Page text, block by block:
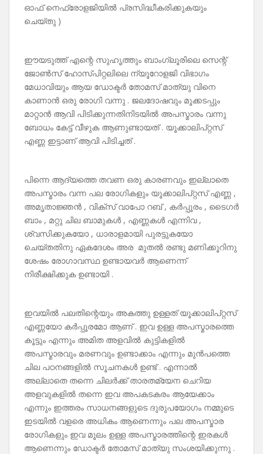
ഓഫ് നെഫ്രോളജിയിൽ പ്രസിദ്ധീകരിക്കുകയും
ചെയ്തു )
ഈയടുത്ത് എന്റെ സുഹൃത്തും ബാംഗ്ലൂരിലെ സെന്റ്
ജോൺസ് ഹോസ്പിറ്റലിലെ ന്യൂറോളജി വിഭാഗം
മേധാവിയും ആയ ഡോക്ടർ തോമസ് മാത്യു വിനെ
കാണാൻ ഒരു രോഗി വന്നു . ജലദോഷവും മൂക്കടപ്പും
മാറ്റാൻ ആവി പിടിക്കുന്നതിനിടയിൽ അപസ്മാരം വന്നു
ബോധം കേട്ട് വീഴുക ആണുണ്ടായത് . യൂക്കാലിപ്റ്റസ്
എണ്ണ ഇട്ടാണ് ആവി പിടിച്ചത് .
പിന്നെ ആദ്യത്തെ തവണ ഒരു കാരണവും ഇല്ലാതെ
അപസ്മാരം വന്ന പല രോഗികളും യൂക്കാലിപ്‌റ്റസ്‌ എണ്ണ ,
അമൃതാജ്ഞൻ , വിക്സ് വാപോ റബ് , കർപ്പൂരം , ടൈഗർ
ബാം , മറ്റു ചില ബാമുകൾ , എണ്ണകൾ എന്നിവ ,
ശ്വസിക്കുകയോ , ധാരാളമായി പുരട്ടുകയോ
ചെയ്തതിനു ഏകദേശം അര മുതൽ രണ്ടു മണിക്കൂറിനു
ശേഷം രോഗാവസ്ഥ ഉണ്ടായവർ ആണെന്ന്
നിരീക്ഷിക്കുക ഉണ്ടായി .
ഇവയിൽ പലതിന്റെയും അകത്തു ഉള്ളത് യൂക്കാലിപ്റ്റസ്
എണ്ണയോ കർപ്പൂരമോ ആണ് . ഇവ ഉള്ള അപസ്മാരത്തെ
കൂട്ടും എന്നും അമിത അളവിൽ കുട്ടികളിൽ
അപസ്മാരവും മരണവും ഉണ്ടാക്കാം എന്നും മുൻപത്തെ
ചില പഠനങ്ങളിൽ സൂചനകൾ ഉണ്ട് . എന്നാൽ
അല്ലാതെ തന്നെ ചിലർക്ക് താരതമ്യേന ചെറിയ
അളവുകളിൽ തന്നെ ഇവ അപകടകരം ആയേക്കാം
എന്നും ഇത്തരം സാധനങ്ങളുടെ ദുരുപയോഗം നമ്മുടെ
ഇടയിൽ വളരെ അധികം ആണെന്നും പല അപസ്മാര
രോഗികളും ഇവ മൂലം ഉള്ള അപസ്മാരത്തിന്റെ ഇരകൾ
ആണെന്നും ഡോക്ടർ തോമസ് മാത്യു സംശയിക്കുന്നു .